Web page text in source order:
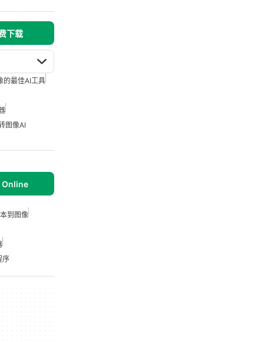
下载
的最佳AI工具
图像AI
到图像
序